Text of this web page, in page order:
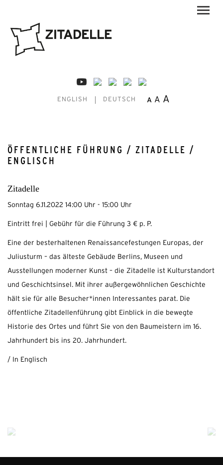
ENGLISH DEUTSCH A A A
ÖFFENTLICHE FÜHRUNG / ZITADELLE /
ENGLISCH
Zitadelle
Sonntag 6.11.2022 14:00 Uhr - 15:00 Uhr
Eintritt frei | Gebühr für die Führung 3 € p. P.
Eine der besterhaltenen Renaissancefestungen Europas, der
Juliusturm – das älteste Gebäude Berlins, Museen und
Ausstellungen moderner Kunst – die Zitadelle ist Kulturstandort
und Geschichtsinsel. Mit ihrer außergewöhnlichen Geschichte
hält sie für alle Besucher*innen Interessantes parat. Die
öffentliche Zitadellenführung gibt Einblick in die bewegte
Historie des Ortes und führt Sie von den Baumeistern im 16.
Jahrhundert bis ins 20. Jahrhundert.
/ In Englisch